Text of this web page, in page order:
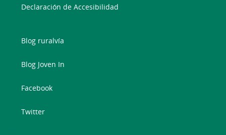
Declaración de Accesibilidad
Blog ruralvía
Blog Joven In
Facebook
Twitter